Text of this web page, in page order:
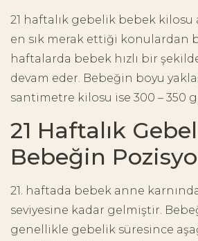
21 haftalık gebelik bebek kilosu
en sık merak ettiği konulardan
haftalarda bebek hızlı bir
devam eder. Bebeğin boyu
santimetre kilosu ise 300 – 350
21 Haftalık
Bebeğin
21. haftada bebek anne
seviyesine kadar gelmiştir.
genellikle gebelik süresince